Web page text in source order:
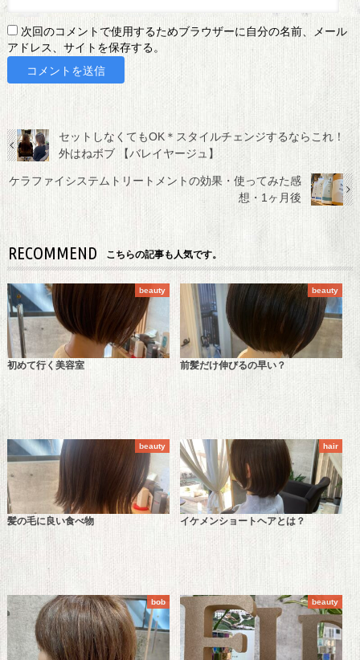
次回のコメントで使用するためブラウザーに自分の名前、メール
アドレス、サイトを保存する。
セットしなくてもOK＊スタイルチェンジするならこれ！
外はねボブ 【バレイヤージュ】
ケラファイシステムトリートメントの効果・使ってみた感
想・1ヶ月後
RECOMMEND こちらの記事も人気です。
beauty
初めて行く美容室
beauty
前髪だけ伸びるの早い？
beauty
髪の毛に良い食べ物
hair
イケメンショートヘアとは？
bob beauty